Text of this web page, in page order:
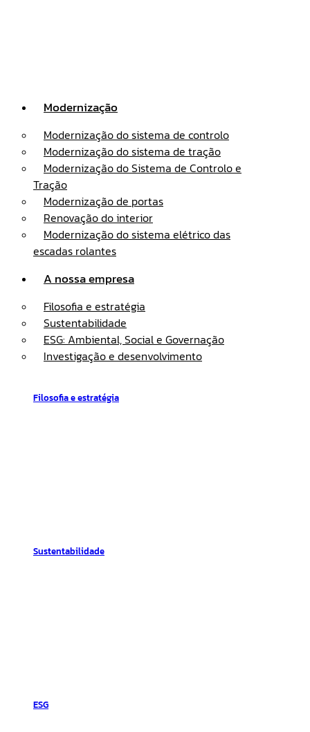
Modernização
Modernização do sistema de controlo
Modernização do sistema de tração
Modernização do Sistema de Controlo e
Tração
Modernização de portas
Renovação do interior
Modernização do sistema elétrico das
escadas rolantes
A nossa empresa
Filosofia e estratégia
Sustentabilidade
ESG: Ambiental, Social e Governação
Investigação e desenvolvimento
Filosofia e estratégia
Sustentabilidade
ESG